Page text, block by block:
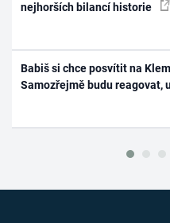
nejhorších bilancí historie
Babiš si chce posvítit na
Samozřejmě budu reagovat,